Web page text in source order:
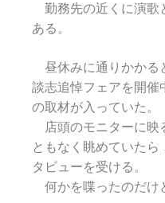
勤務先の近くに演歌
ある。
昼休みに通りかかる
談志追悼フェアを開催
の取材が入っていた。
店頭のモニターに映
ともなく眺めていた
タビューを受ける。
何かを喋ったのだけ